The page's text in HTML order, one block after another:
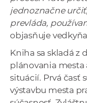
jednoznačne
prevláda,
objasňuje
Kniha sa skladá z
plánovania mesta
situácií. Prvá časť
výstavbu mesta